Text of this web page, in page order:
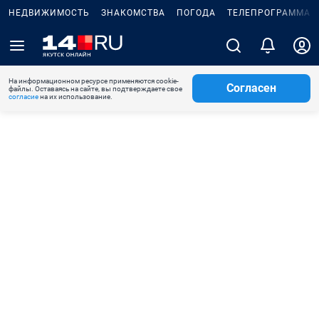
НЕДВИЖИМОСТЬ ЗНАКОМСТВА ПОГОДА ТЕЛЕПРОГРАММА
На информационном ресурсе применяются cookie-
файлы. Оставаясь на сайте, вы подтверждаете свое
согласиена их использование.
Согласен